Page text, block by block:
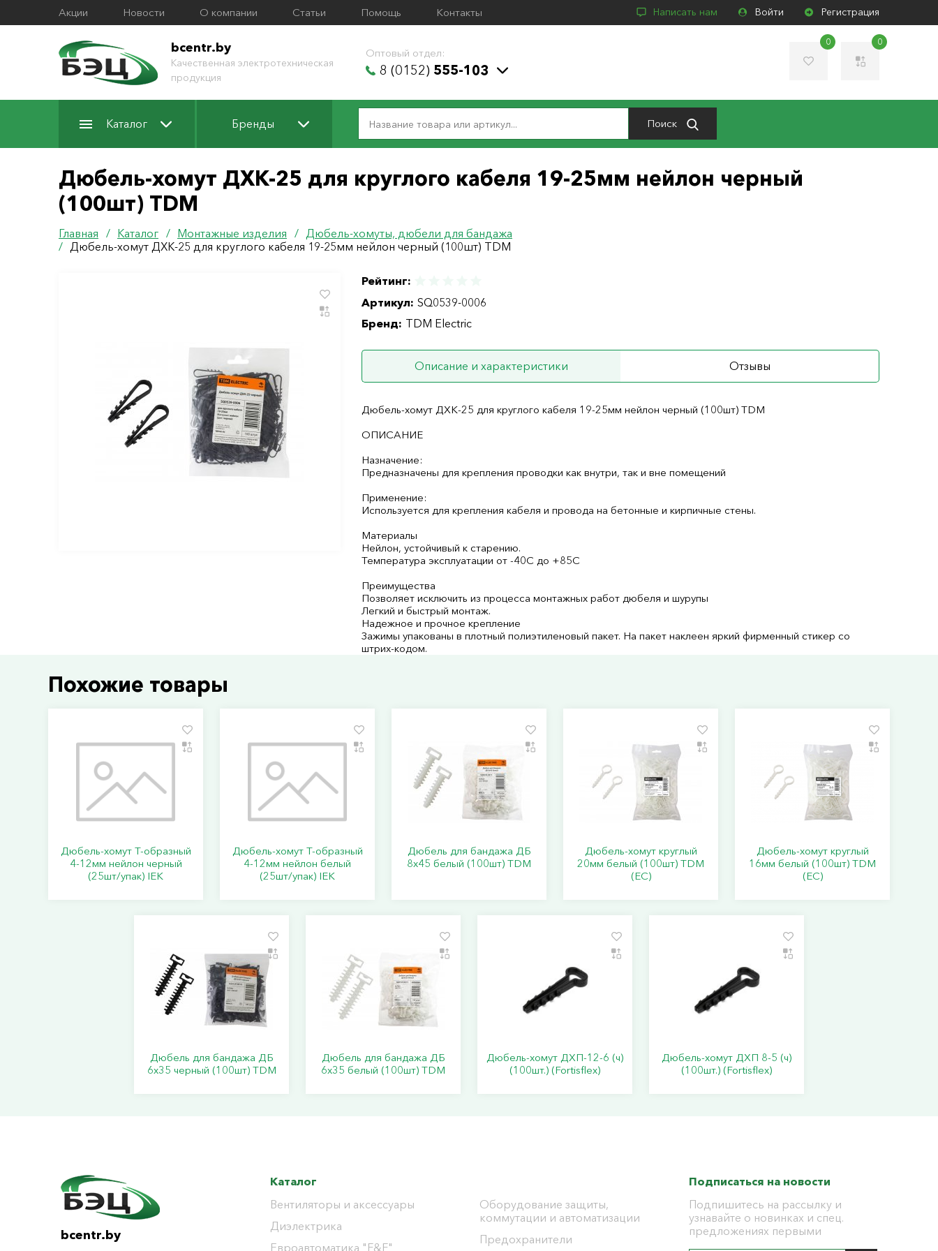
Акции Новости О компании Статьи Помощь Контакты Написать нам Войти Регистрация
bcentr.by
Качественная электротехническая
продукция
Оптовый отдел:
8 (0152) 555-103
0 0
Каталог Бренды Поиск
Дюбель-хомут ДХК-25 для круглого кабеля 19-25мм нейлон черный
(100шт) TDM
Главная / Каталог / Монтажные изделия / Дюбель-хомуты, дюбели для бандажа
/ Дюбель-хомут ДХК-25 для круглого кабеля 19-25мм нейлон черный (100шт) TDM
Рейтинг:
Артикул: SQ0539-0006
Бренд: TDM Electric
Описание и характеристики Отзывы
Дюбель-хомут ДХК-25 для круглого кабеля 19-25мм нейлон черный (100шт) TDM
ОПИСАНИЕ
Назначение:
Предназначены для крепления проводки как внутри, так и вне помещений
Применение:
Используется для крепления кабеля и провода на бетонные и кирпичные стены.
Материалы
Нейлон, устойчивый к старению.
Температура эксплуатации от -40С до +85С
Преимущества
Позволяет исключить из процесса монтажных работ дюбеля и шурупы
Легкий и быстрый монтаж.
Надежное и прочное крепление
Зажимы упакованы в плотный полиэтиленовый пакет. На пакет наклеен яркий фирменный стикер со
штрих-кодом.
Похожие товары
Дюбель-хомут Т-образный
4-12мм нейлон черный
(25шт/упак) IEK
Дюбель-хомут Т-образный
4-12мм нейлон белый
(25шт/упак) IEK
Дюбель для бандажа ДБ
8х45 белый (100шт) TDM
Дюбель-хомут круглый
20мм белый (100шт) TDM
(ЕС)
Дюбель-хомут круглый
16мм белый (100шт) TDM
(ЕС)
Дюбель для бандажа ДБ
6х35 черный (100шт) TDM
Дюбель для бандажа ДБ
6х35 белый (100шт) TDM
Дюбель-хомут ДХП-12-6 (ч)
(100шт.) (Fortisflex)
Дюбель-хомут ДХП 8-5 (ч)
(100шт.) (Fortisflex)
bcentr.by
Каталог
Вентиляторы и аксессуары
Диэлектрика
Евроавтоматика "F&F"
Оборудование защиты,
коммутации и автоматизации
Предохранители
Подписаться на новости
Подпишитесь на рассылку и
узнавайте о новинках и спец.
предложениях первыми